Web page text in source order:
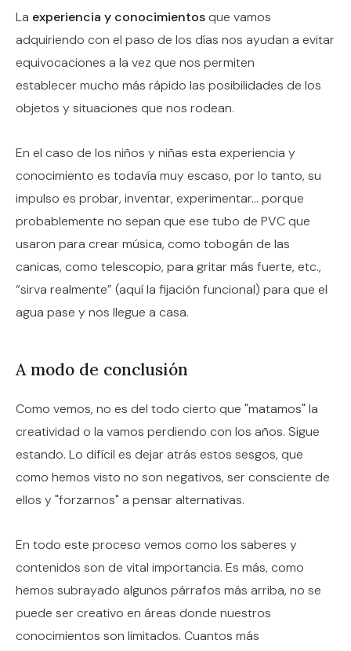
La experiencia y conocimientosque vamos
adquiriendo con el paso de los días nos ayudan a evitar
equivocaciones a la vez que nos permiten
establecer mucho más rápido las posibilidades de los
objetos y situaciones que nos rodean.
En el caso de los niños y niñas esta experiencia y
conocimiento es todavía muy escaso, por lo tanto, su
impulso es probar, inventar, experimentar… porque
probablemente no sepan que ese tubo de PVC que
usaron para crear música, como tobogán de las
canicas, como telescopio, para gritar más fuerte, etc.,
“sirva realmente” (aquí la fijación funcional) para que el
agua pase y nos llegue a casa.
A modo de conclusión
Como vemos, no es del todo cierto que "matamos" la
creatividad o la vamos perdiendo con los años. Sigue
estando. Lo difícil es dejar atrás estos sesgos, que
como hemos visto no son negativos, ser consciente de
ellos y "forzarnos" a pensar alternativas.
En todo este proceso vemos como los saberes y
contenidos son de vital importancia. Es más, como
hemos subrayado algunos párrafos más arriba, no se
puede ser creativo en áreas donde nuestros
conocimientos son limitados. Cuantos más